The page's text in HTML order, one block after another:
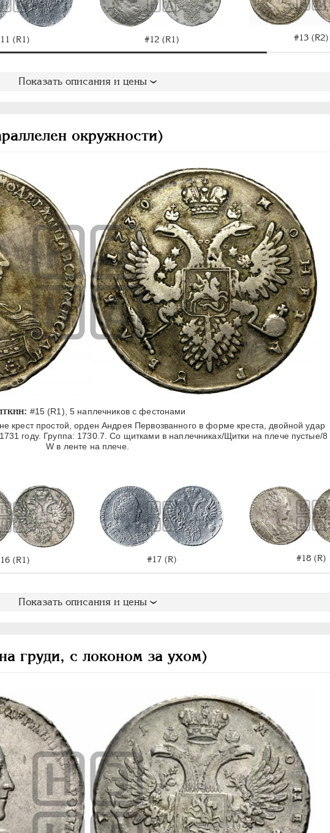
(R1) #12 (R1) #13 (R2)
Показать описания и цены
окружности)
#15 (R1), 5 наплечников с фестонами
крест простой, орден Андрея Первозванного в форме креста, двойной удар
году. Группа: 1730.7. Со щитками в наплечниках/Щитки на плече пустые/8
W в ленте на плече.
(R1) #17 (R) #18 (R)
Показать описания и цены
груди, с локоном за ухом)